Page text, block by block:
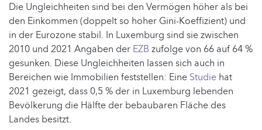
Die Ungleichheiten sind bei den Vermögen höher als bei
den Einkommen (doppelt so hoher Gini-Koeffizient) und
in der Eurozone stabil. In Luxemburg sind sie zwischen
2010 und 2021 Angaben der EZB zufolge von 66 auf 64 %
gesunken. Diese Ungleichheiten lassen sich auch in
Bereichen wie Immobilien feststellen: Eine Studie hat
2021 gezeigt, dass 0,5 % der in Luxemburg lebenden
Bevölkerung die Hälfte der bebaubaren Fläche des
Landes besitzt.